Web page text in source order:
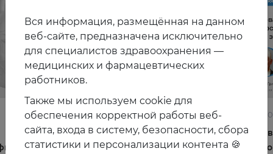
22.06.2026
Постменопауза на приёме: алгоритмы для
терапевта
и
и
Вся информация, размещённая на данном
веб-сайте, предназначена исключительно
для специалистов здравоохранения —
медицинских и фармацевтических
работников.
Также мы используем cookie для
обеспечения корректной работы веб-
сайта, входа в систему, безопасности, сбора
статистики и персонализации контента 🍪